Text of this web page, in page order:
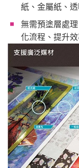
紙、金屬紙、
無需預塗層處
化流程、提升效